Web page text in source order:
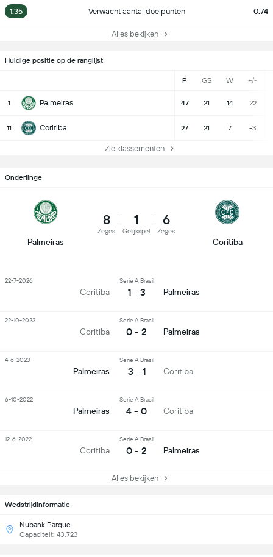
1.35 Verwacht aantal doelpunten 0.74
Alles bekijken
Huidige positie op de ranglijst
P GS W +/-
1 Palmeiras 47 21 14 22
11 Coritiba 27 21 7 -3
Zie klassementen
Wedstrijdinformatie
Nubank Parque
Capaciteit: 43,723
Onderlinge
Palmeiras
8
Zeges
1
Gelijkspel
6
Zeges
Coritiba
Coritiba
Serie A Brasil
1 - 3 Palmeiras
22-7-2026
Coritiba
Serie A Brasil
0 - 2 Palmeiras
22-10-2023
Palmeiras
Serie A Brasil
3 - 1 Coritiba
4-6-2023
Palmeiras
Serie A Brasil
4 - 0 Coritiba
6-10-2022
Coritiba
Serie A Brasil
0 - 2 Palmeiras
12-6-2022
Alles bekijken